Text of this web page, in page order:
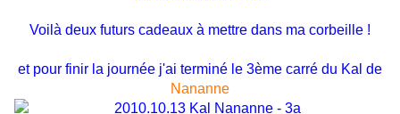
Voilà deux futurs cadeaux à mettre dans ma corbeille !
et pour finir la journée j'ai terminé le 3ème carré du Kal de
Nananne